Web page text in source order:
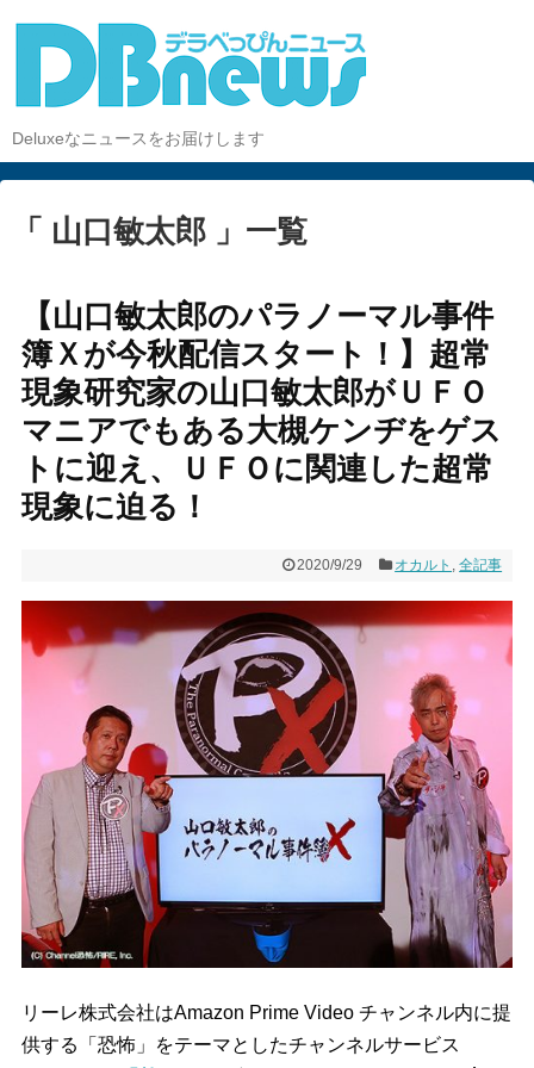
Deluxeなニュースをお届けします
「 山口敏太郎 」一覧
【山口敏太郎のパラノーマル事件
簿Ｘが今秋配信スタート！】超常
現象研究家の山口敏太郎がＵＦＯ
マニアでもある大槻ケンヂをゲス
トに迎え、ＵＦＯに関連した超常
現象に迫る！
2020/9/29 オカルト ,全記事
リーレ株式会社はAmazon Prime Video チャンネル内に提
供する「恐怖」をテーマとしたチャンネルサービス